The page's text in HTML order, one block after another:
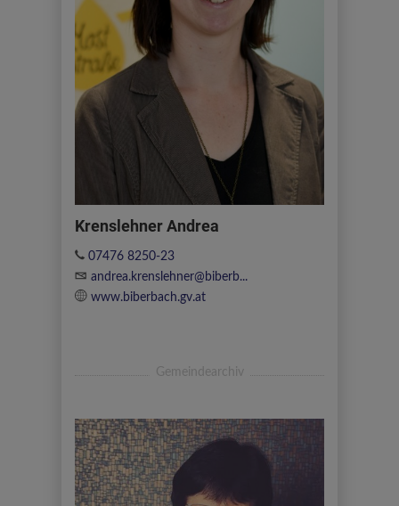
Krenslehner Andrea
07476 8250-23
andrea.krenslehner@biberb...
www.biberbach.gv.at
Gemeindearchiv